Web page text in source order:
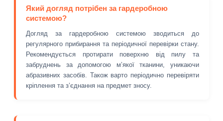
Який догляд потрібен за гардеробною
системою?
Догляд за гардеробною системою зводиться до
регулярного прибирання та періодичної перевірки стану.
Рекомендується протирати поверхню від пилу та
забруднень за допомогою м’якої тканини, уникаючи
абразивних засобів. Також варто періодично перевіряти
кріплення та з’єднання на предмет зносу.